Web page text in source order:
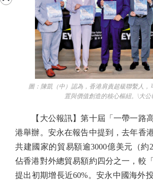
圖：陳凱（中）認為，香港肩責超級聯繫人，
置與價值創造的核心樞紐。\大公
【大公報訊】第十屆「一帶一路高
港舉辦。安永在報告中提到，去年香
共建國家的貿易額逾3000億美元（約
佔香港對外總貿易額約四分之一，較
提出初期增長近60%。安永中國海外